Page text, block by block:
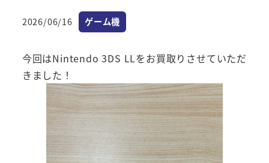
投稿日
2026/06/16 カテゴリー
ゲーム機
今回はNintendo 3DS LLをお買取りさせていただ
きました！